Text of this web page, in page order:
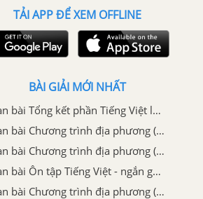
TẢI APP ĐỂ XEM OFFLINE
BÀI GIẢI MỚI NHẤT
Soạn bài Tổng kết phần Tiếng Việt lớp 6 tập 2 ngắn gọn nhất
Soạn bài Chương trình địa phương (phần Văn và Tập làm văn) lớp 6 tập 2 ngắn gọn nhất
Soạn bài Chương trình địa phương (Phần Văn và Tập làm văn) - ngắn gọn nhất
Soạn bài Ôn tập Tiếng Việt - ngắn gọn nhất
Soạn bài Chương trình địa phương (phần Tiếng Việt): Rèn luyện chính tả - ngắn gọn nhất